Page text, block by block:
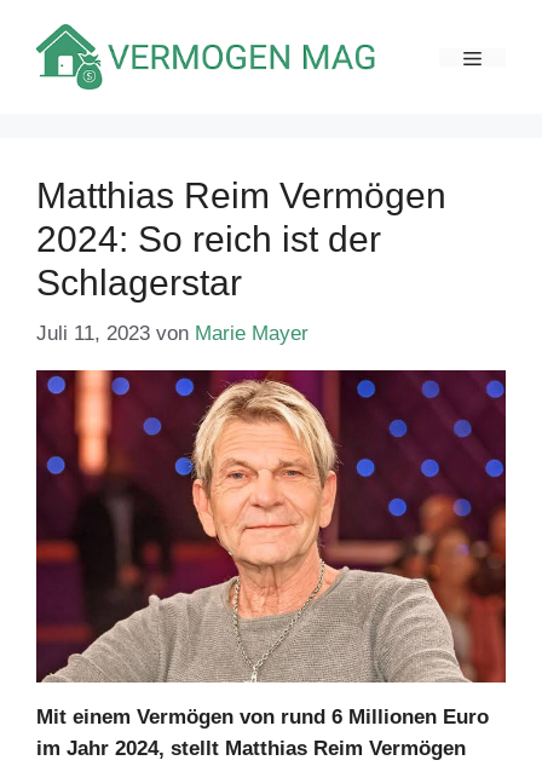
Inhalt
springen
Matthias Reim Vermögen
2024: So reich ist der
Schlagerstar
Juli 11, 2023 von Marie Mayer
Mit einem Vermögen von rund 6 Millionen Euro
im Jahr 2024, stellt Matthias Reim Vermögen